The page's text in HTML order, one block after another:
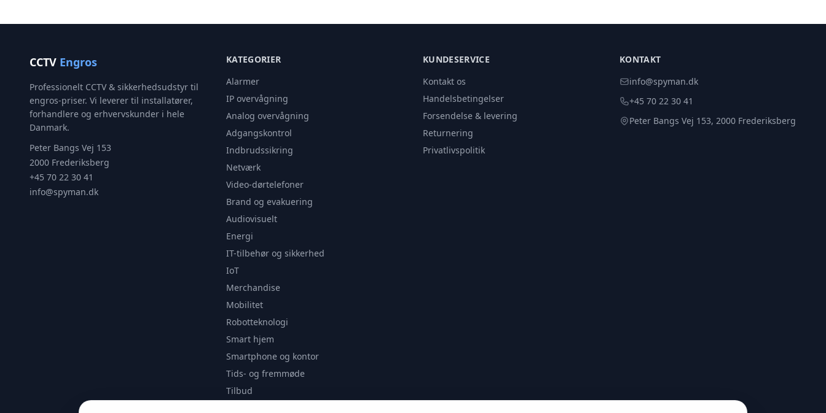
CCTV Engros
Professionelt CCTV & sikkerhedsudstyr til
engros-priser. Vi leverer til installatører,
forhandlere og erhvervskunder i hele
Danmark.
Peter Bangs Vej 153
2000 Frederiksberg
+45 70 22 30 41
info@spyman.dk
KATEGORIER
Alarmer
IP overvågning
Analog overvågning
Adgangskontrol
Indbrudssikring
Netværk
Video-dørtelefoner
Brand og evakuering
Audiovisuelt
Energi
IT-tilbehør og sikkerhed
IoT
Merchandise
Mobilitet
Robotteknologi
Smart hjem
Smartphone og kontor
Tids- og fremmøde
Tilbud
KUNDESERVICE
Kontakt os
Handelsbetingelser
Forsendelse & levering
Returnering
Privatlivspolitik
KONTAKT
info@spyman.dk
+45 70 22 30 41
Peter Bangs Vej 153, 2000 Frederiksberg